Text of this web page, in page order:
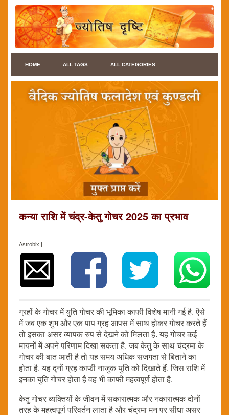
HOME ALL TAGS ALL CATEGORIES
कन्या राशि में चंद्र-केतु गोचर 2025 का प्रभाव
Astrobix |
ग्रहों के गोचर में युति गोचर की भूमिका काफी विशेष मानी गई है. ऎसे
में जब एक शुभ और एक पाप ग्रह आपस में साथ होकर गोचर करते हैं
तो इसका असर व्यापक रुप से देखने को मिलता है. यह गोचर कई
मायनों में अपने परिणाम दिखा सकता है. जब केतु के साथ चंद्रमा के
गोचर की बात आती है तो यह समय अधिक सजगता से बिताने का
होता है. यह द्नों ग्रह काफी नाजुक युति को दिखाते हैं. जिस राशि में
इनका युति गोचर होता है वह भी काफी महत्वपूर्ण होता है.
केतु गोचर व्यक्तियों के जीवन में सकारात्मक और नकारात्मक दोनों
तरह के महत्वपूर्ण परिवर्तन लाता है और चंद्रमा मन पर सीधा असर